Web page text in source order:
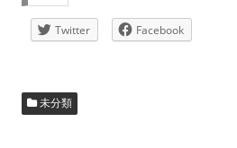
Twitter Facebook
未分類